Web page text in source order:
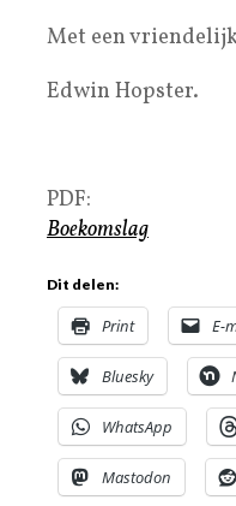
Met een
Edwin Hopster.
PDF:
Boekomslag
Dit delen:
Print E-
Bluesky
WhatsApp
Mastodon